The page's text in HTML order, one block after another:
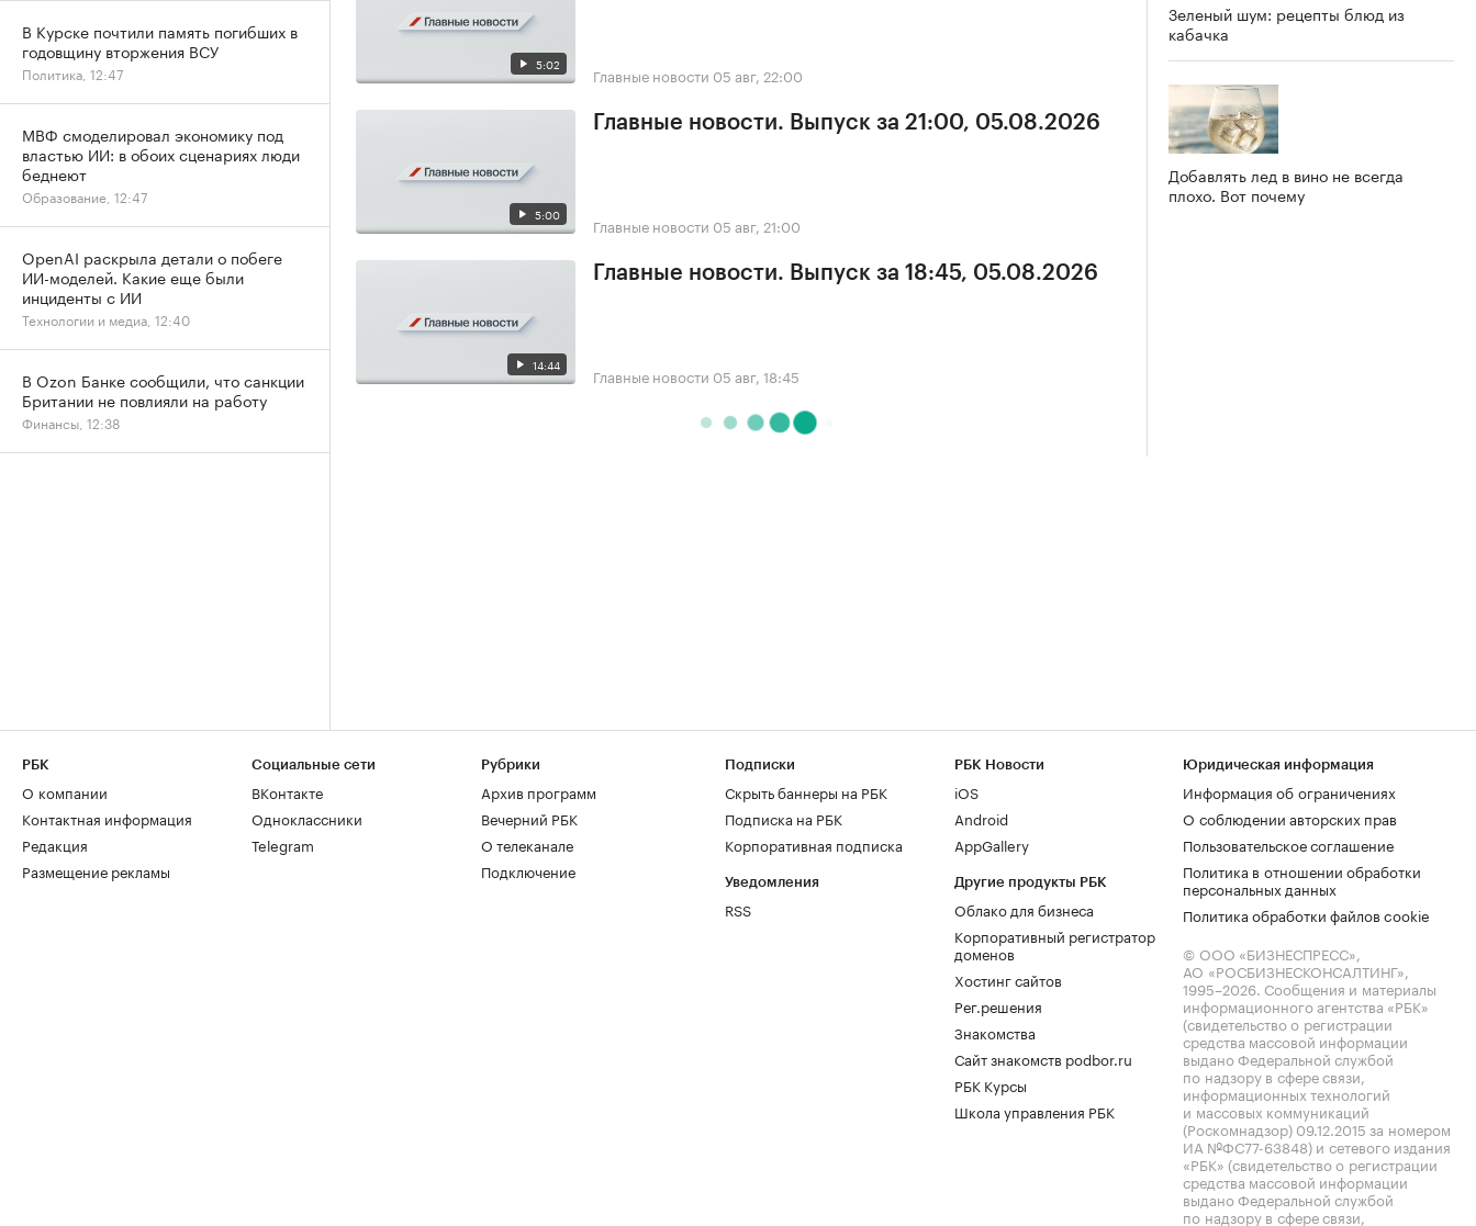
5:02 Главные новости 05 авг, 22:00
5:00
Главные новости. Выпуск за 21:00, 05.08.2026
Главные новости 05 авг, 21:00
14:44
Главные новости. Выпуск за 18:45, 05.08.2026
Главные новости 05 авг, 18:45
Зеленый шум: рецепты блюд из
кабачка
Добавлять лед в вино не всегда
плохо. Вот почему
В Курске почтили память погибших в
годовщину вторжения ВСУ
Политика, 12:47
МВФ смоделировал экономику под
властью ИИ: в обоих сценариях люди
беднеют
Образование, 12:47
OpenAI раскрыла детали о побеге
ИИ-моделей. Какие еще были
инциденты с ИИ
Технологии и медиа, 12:40
В Ozon Банке сообщили, что санкции
Британии не повлияли на работу
Финансы, 12:38
РБК
О компании
Контактная информация
Редакция
Размещение рекламы
Социальные сети
ВКонтакте
Одноклассники
Telegram
Рубрики
Архив программ
Вечерний РБК
О телеканале
Подключение
Подписки
Скрыть баннеры на РБК
Подписка на РБК
Корпоративная подписка
Уведомления
RSS
РБК Новости
iOS
Android
AppGallery
Другие продукты РБК
Облако для бизнеса
Корпоративный регистратор
доменов
Хостинг сайтов
Рег.решения
Знакомства
Сайт знакомств podbor.ru
РБК Курсы
Школа управления РБК
Юридическая информация
Информация об ограничениях
О соблюдении авторских прав
Пользовательское соглашение
Политика в отношении обработки
персональных данных
Политика обработки файлов cookie
© ООО «БИЗНЕСПРЕСС»,
АО «РОСБИЗНЕСКОНСАЛТИНГ»,
1995–2026. Сообщения и материалы
информационного агентства «РБК»
(свидетельство о регистрации
средства массовой информации
выдано Федеральной службой
по надзору в сфере связи,
информационных технологий
и массовых коммуникаций
(Роскомнадзор) 09.12.2015 за номером
ИА №ФС77-63848) и сетевого издания
«РБК» (свидетельство о регистрации
средства массовой информации
выдано Федеральной службой
по надзору в сфере связи,